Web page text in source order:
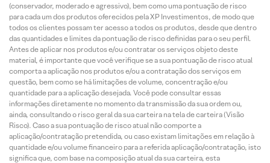
(conservador, moderado e agressivo), bem como uma pontuação de risco
para cada um dos produtos oferecidos pela XP Investimentos, de modo que
todos os clientes possam ter acesso a todos os produtos, desde que dentro
das quantidades e limites da pontuação de risco definidas para o seu perfil.
Antes de aplicar nos produtos e/ou contratar os serviços objeto deste
material, é importante que você verifique se a sua pontuação de risco atual
comporta a aplicação nos produtos e/ou a contratação dos serviços em
questão, bem como se há limitações de volume, concentração e/ou
quantidade para a aplicação desejada. Você pode consultar essas
informações diretamente no momento da transmissão da sua ordem ou,
ainda, consultando o risco geral da sua carteira na tela de carteira (Visão
Risco). Caso a sua pontuação de risco atual não comporte a
aplicação/contratação pretendida, ou caso existam limitações em relação à
quantidade e/ou volume financeiro para a referida aplicação/contratação, isto
significa que, com base na composição atual da sua carteira, esta